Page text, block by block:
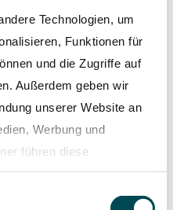
Technologien, um
Funktionen für
und die Zugriffe auf
Außerdem geben wir
unserer Website an
Werbung und
führen diese
mit weiteren Daten
haben oder die
begonnen.
können dort 50.000
werden, maximal
Einheiten für
den